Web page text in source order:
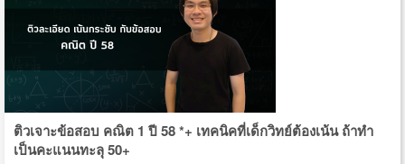
ติวเจาะข้อสอบ คณิต 1 ปี 58 *+ เทคนิคที่เด็กวิทย์ต้องเน้น ถ้าทำ
เป็นคะแนนทะลุ 50+